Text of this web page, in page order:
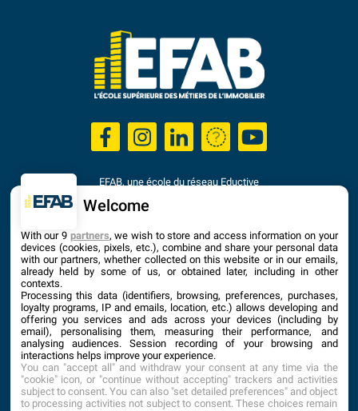
EFAB, une école du réseau Eductive
Établissement d'Enseignement Supérieur Privé Technique
Dernière mise à jour : Septembre 2025
Welcome
With our 9 partners, we wish to store and access information on your
devices (cookies, pixels, etc.), combine and share your personal data
with our partners, whether collected on this website or in our emails,
already held by some of us, or obtained later, including in other
contexts.
Processing this data (identifiers, browsing, preferences, purchases,
loyalty programs, IP and emails, location, etc.) allows developing and
offering you services and ads across your devices (including by
email), personalising them, measuring their performance, and
analysing audiences. Session recording of your browsing and
interactions helps improve your experience.
You can "accept all" and withdraw your consent at any time via the
"cookie" icon, or "continue without accepting" trackers and activities
subject to consent. You can also "set detailed preferences" and object
to processing activities not subject to consent. These choices remain